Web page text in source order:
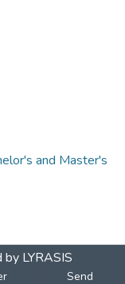
and Master's
LYRASIS
Send